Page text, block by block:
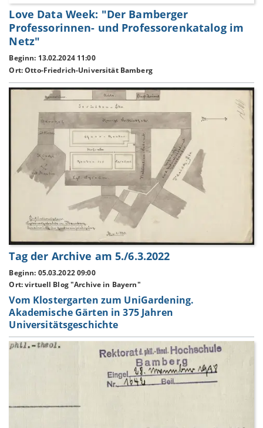
Love Data Week: "Der Bamberger
Professorinnen- und Professorenkatalog im
Netz"
Beginn: 13.02.2024 11:00
Ort: Otto-Friedrich-Universität Bamberg
Tag der Archive am 5./6.3.2022
Beginn: 05.03.2022 09:00
Ort: virtuell Blog "Archive in Bayern"
Vom Klostergarten zum UniGardening.
Akademische Gärten in 375 Jahren
Universitätsgeschichte